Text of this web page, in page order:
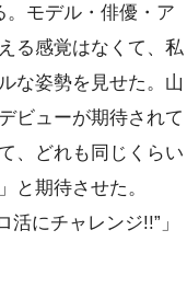
モデル・俳優・ア
る感覚はなくて、私
な姿勢を見せた。山
ビューが期待されて
、どれも同じくらい
期待させた。
にチャレンジ!!”」